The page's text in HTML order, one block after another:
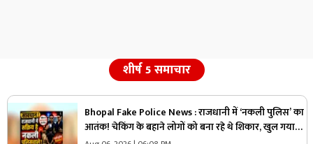
शीर्ष 5 समाचार
Bhopal Fake Police News : राजधानी में ‘नकली पुलिस’ का
आतंक! चेकिंग के बहाने लोगों को बना रहे थे शिकार, खुल गया